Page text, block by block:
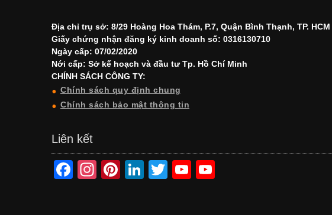
Địa chỉ trụ sở: 8/29 Hoàng Hoa Thám, P.7, Quận Bình Thạnh, TP. HCM
Giấy chứng nhận đăng ký kinh doanh số: 0316130710
Ngày cấp: 07/02/2020
Nới cấp: Sở kế hoạch và đầu tư Tp. Hồ Chí Minh
CHÍNH SÁCH CÔNG TY:
Chính sách quy định chung
Chính sách bảo mật thông tin
Liên kết
F
In
Pi
Li
T
Y